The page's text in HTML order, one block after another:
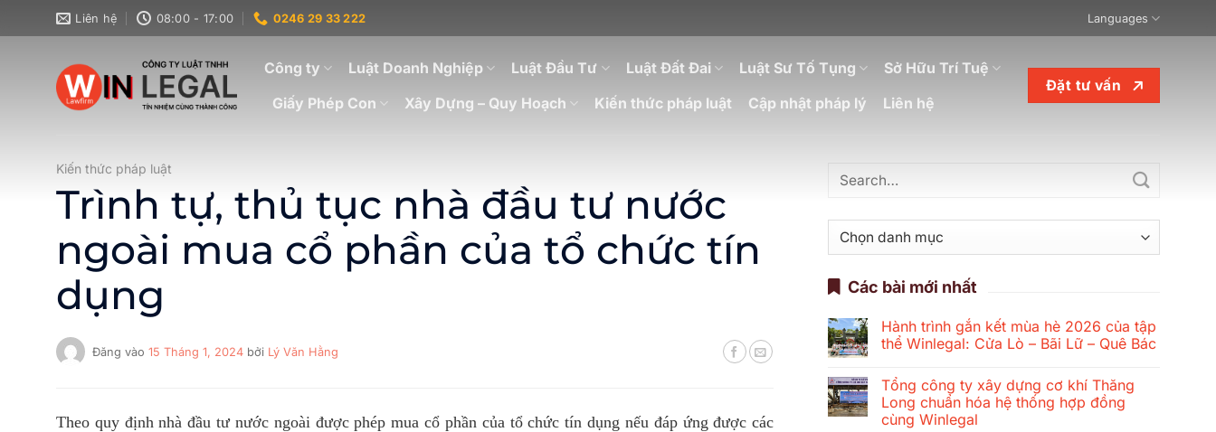
qua
Liên hệ 08:00 - 17:00 0246 29 33 222 Languages
Công ty Luật Doanh Nghiệp Luật Đầu Tư Luật Đất Đai Luật Sư Tố Tụng
Sở Hữu Trí Tuệ
Giấy Phép Con
Xây Dựng – Quy Hoạch Kiến thức pháp luật Cập nhật pháp lý Liên hệ
Đặt tư vấn
Kiến thức pháp luật
Trình tự, thủ tục nhà đầu tư nước
ngoài mua cổ phần của tổ chức tín
dụng
Đăng vào 15 Tháng 1, 2024 bởi Lý Văn Hằng
Theo quy định nhà đầu tư nước ngoài được phép mua cổ phần của tổ chức tín dụng nếu đáp ứng được các
Danh
mục
Các bài mới nhất
Hành trình gắn kết mùa hè 2026 của tập
thể Winlegal: Cửa Lò – Bãi Lữ – Quê Bác
bình
luận
ở
Hành
Tổng công ty xây dựng cơ khí Thăng
Long chuẩn hóa hệ thống hợp đồng
cùng Winlegal